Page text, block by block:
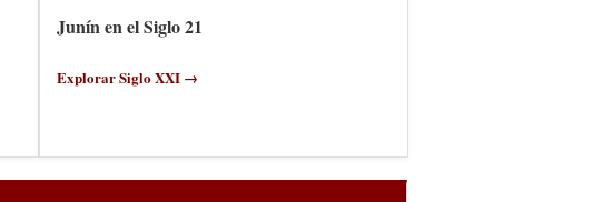
Junín en el Siglo 21
Explorar Siglo XXI →